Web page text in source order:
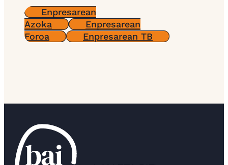
Enpresarean
Azoka
Enpresarean
Foroa
Enpresarean TB